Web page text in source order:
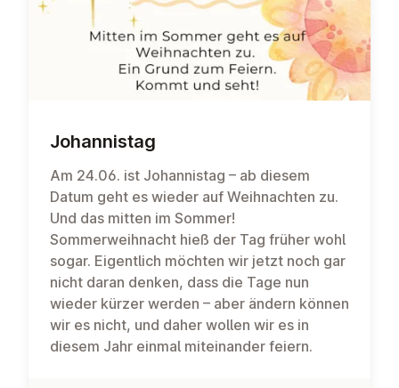
Jo­han­nis­tag
Am 24.06. ist Johannistag – ab diesem
Datum geht es wieder auf Weihnachten zu.
Und das mitten im Sommer!
Sommerweihnacht hieß der Tag früher wohl
sogar. Eigentlich möchten wir jetzt noch gar
nicht daran denken, dass die Tage nun
wieder kürzer werden – aber ändern können
wir es nicht, und daher wollen wir es in
diesem Jahr einmal miteinander feiern.